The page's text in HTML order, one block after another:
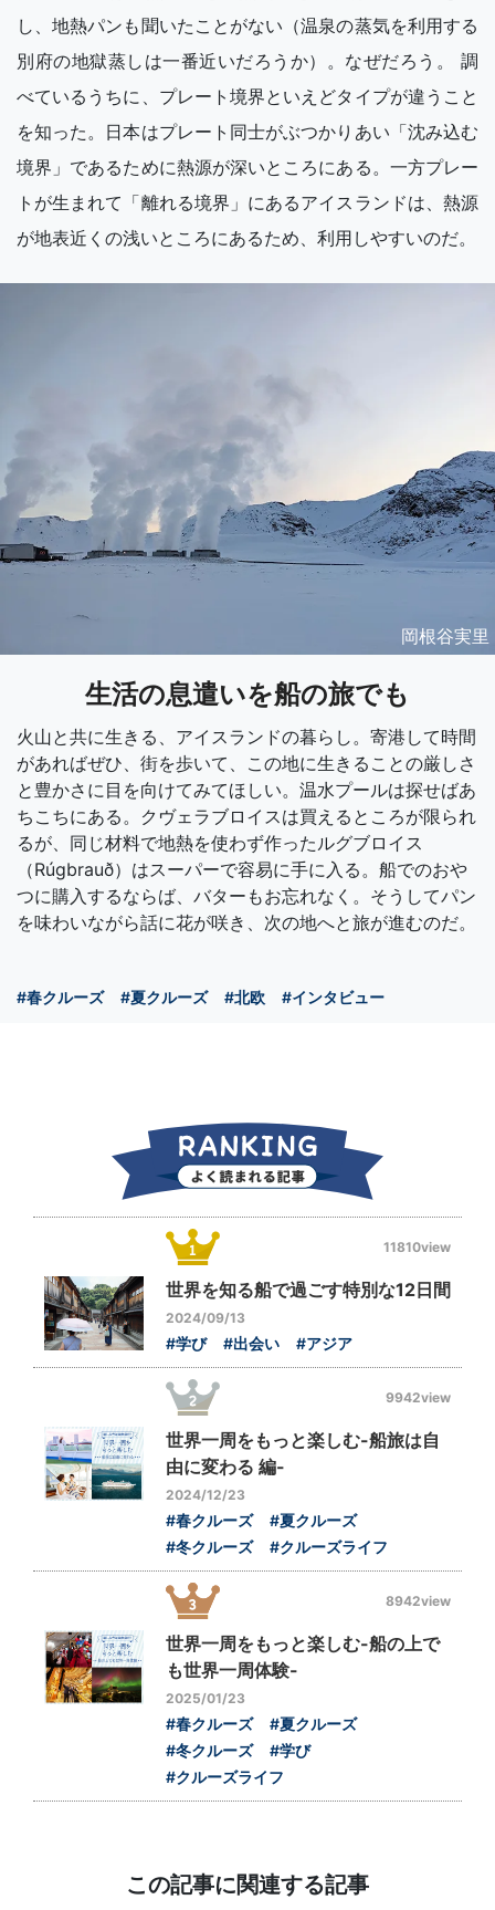
し、地熱パンも聞いたことがない（温泉の蒸気を利用する
別府の地獄蒸しは一番近いだろうか）。なぜだろう。 調
べているうちに、プレート境界といえどタイプが違うこと
を知った。日本はプレート同士がぶつかりあい「沈み込む
境界」であるために熱源が深いところにある。一方プレー
トが生まれて「離れる境界」にあるアイスランドは、熱源
が地表近くの浅いところにあるため、利用しやすいのだ。
岡根谷実里
生活の息遣いを船の旅でも
火山と共に生きる、アイスランドの暮らし。寄港して時間
があればぜひ、街を歩いて、この地に生きることの厳しさ
と豊かさに目を向けてみてほしい。温水プールは探せばあ
ちこちにある。クヴェラブロイスは買えるところが限られ
るが、同じ材料で地熱を使わず作ったルグブロイス
（Rúgbrauð）はスーパーで容易に手に入る。船でのおや
つに購入するならば、バターもお忘れなく。そうしてパン
を味わいながら話に花が咲き、次の地へと旅が進むのだ。
#春クルーズ #夏クルーズ #北欧 #インタビュー
11810view
世界を知る船で過ごす特別な12日間
2024/09/13
#学び #出会い #アジア
9942view
世界一周をもっと楽しむ-船旅は自
由に変わる 編-
2024/12/23
#春クルーズ
#夏クルーズ
#冬クルーズ
#クルーズライフ
8942view
世界一周をもっと楽しむ-船の上で
も世界一周体験-
2025/01/23
#春クルーズ
#夏クルーズ
#冬クルーズ
#学び
#クルーズライフ
この記事に関連する記事